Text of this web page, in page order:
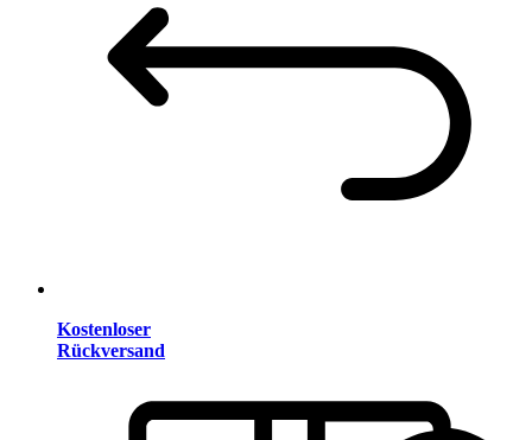
Kostenloser
Rückversand